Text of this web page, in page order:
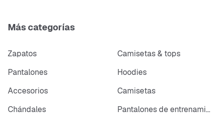
Más categorías
Zapatos
Camisetas & tops
Pantalones
Hoodies
Accesorios
Camisetas
Chándales
Pantalones de entrenamiento